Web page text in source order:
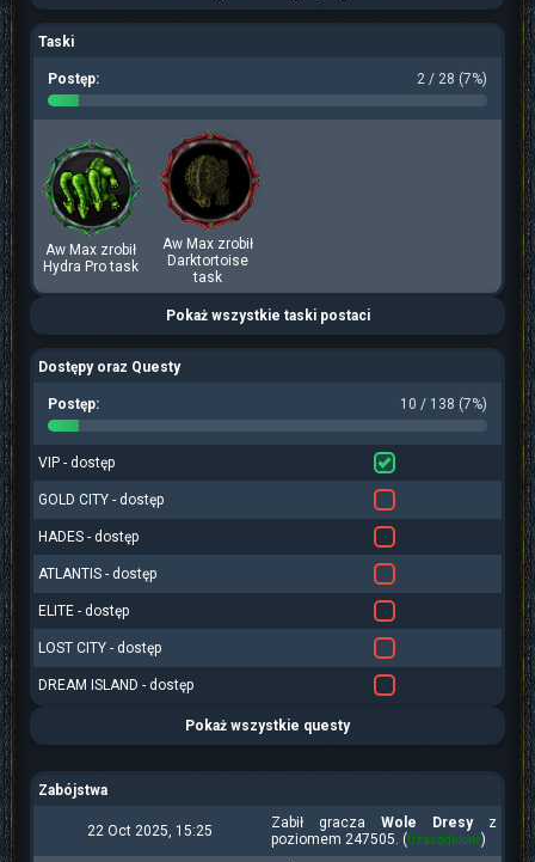
Taski
Postęp: 2 / 28 (7%)
Aw Max zrobił
Hydra Pro task
Aw Max zrobił
Darktortoise
task
Pokaż wszystkie taski postaci
Dostępy oraz Questy
Postęp: 10 / 138 (7%)
VIP - dostęp
GOLD CITY - dostęp
HADES - dostęp
ATLANTIS - dostęp
ELITE - dostęp
LOST CITY - dostęp
DREAM ISLAND - dostęp
Pokaż wszystkie questy
Zabójstwa
22 Oct 2025, 15:25 Zabił gracza Wole Dresyz
poziomem 247505. ( Uzasadnione)